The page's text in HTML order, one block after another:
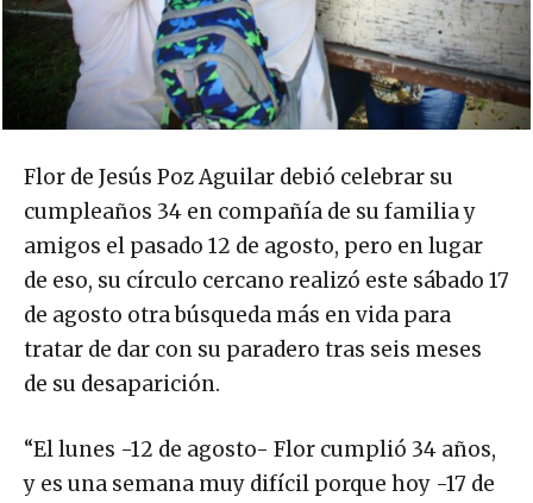
Flor de Jesús Poz Aguilar debió celebrar su
cumpleaños 34 en compañía de su familia y
amigos el pasado 12 de agosto, pero en lugar
de eso, su círculo cercano realizó este sábado 17
de agosto otra búsqueda más en vida para
tratar de dar con su paradero tras seis meses
de su desaparición.
“El lunes -12 de agosto- Flor cumplió 34 años,
y es una semana muy difícil porque hoy -17 de